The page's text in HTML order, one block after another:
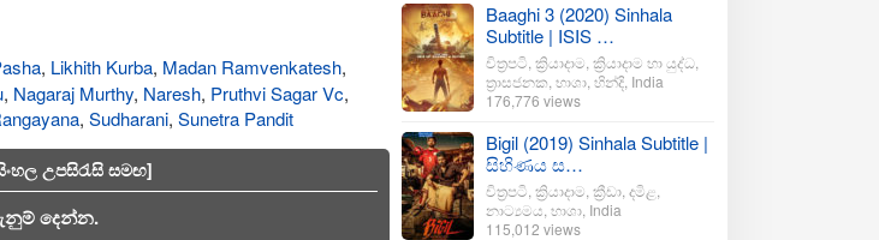
, Likhith Kurba, Madan Ramvenkatesh,
, Nagaraj Murthy, Naresh, Pruthvi Sagar Vc,
, Sudharani, Sunetra Pandit
උපසිරැසි සමඟ]
දෙන්න.
Baaghi 3 (2020) Sinhala
Subtitle | ISIS …
චිත්‍රපටි ක්‍රියාදාම ක්‍රියාදාම හා යුද්ධ
ත්‍රාසජනක භාශා හින්දි India
176,776 views
Bigil (2019) Sinhala Subtitle |
සිහිණය ස…
චිත්‍රපටි ක්‍රියාදාම ක්‍රීඩා දමිළ
නාට්‍යමය භාශා India
115,012 views